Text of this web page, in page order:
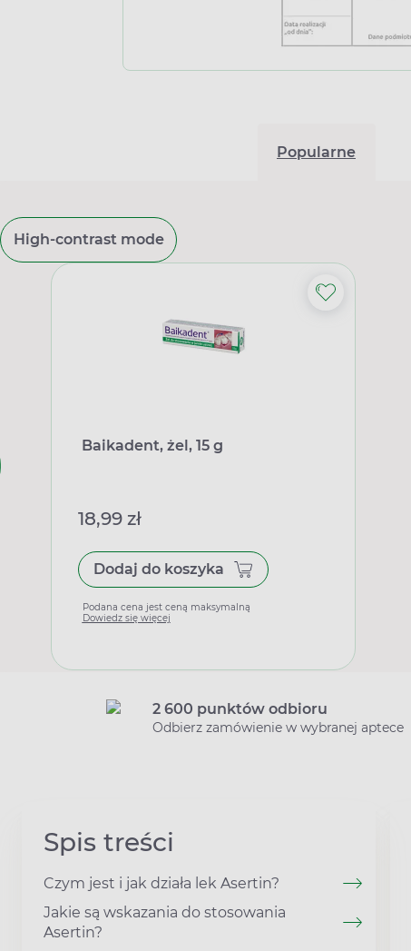
Popularne
High-contrast mode
Baikadent, żel, 15 g
18,99 zł
Dodaj do koszyka
Podana cena jest ceną maksymalną
Dowiedz się więcej
2 600 punktów odbioru
Odbierz zamówienie w wybranej aptece
Spis treści
Czym jest i jak działa lek Asertin?
Jakie są wskazania do stosowania
Asertin?